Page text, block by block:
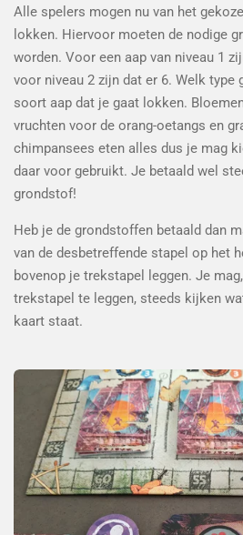
Alle spelers mogen nu van het
lokken. Hiervoor moeten de nodige
worden. Voor een aap van niveau 1
voor niveau 2 zijn dat er 6. Welk type
soort aap dat je gaat lokken.
vruchten voor de orang-oetangs en
chimpansees eten alles dus je mag
daar voor gebruikt. Je betaald wel
grondstof!
Heb je de grondstoffen betaald dan
van de desbetreffende stapel op het
bovenop je trekstapel leggen. Je
trekstapel te leggen, steeds kijken
kaart staat.